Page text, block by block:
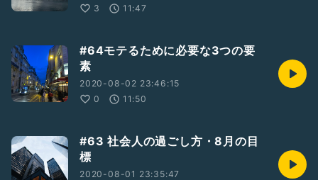
3
11:47
#64モテるために必要な3つの要
素
2020-08-02 23:46:15
0
11:50
#63 社会人の過ごし方・8月の目
標
2020-08-01 23:35:47